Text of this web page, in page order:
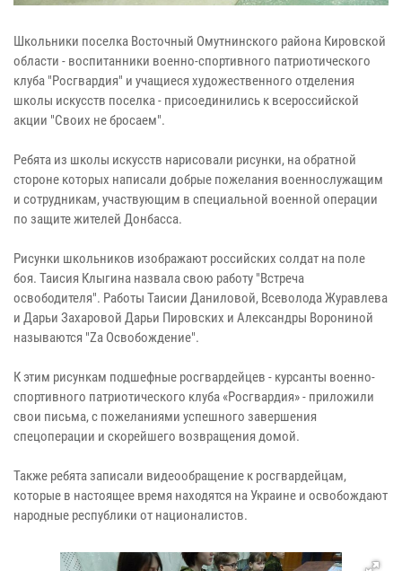
Школьники поселка Восточный Омутнинского района Кировской
области - воспитанники военно-спортивного патриотического
клуба "Росгвардия" и учащиеся художественного отделения
школы искусств поселка - присоединились к всероссийской
акции "Своих не бросаем".
Ребята из школы искусств нарисовали рисунки, на обратной
стороне которых написали добрые пожелания военнослужащим
и сотрудникам, участвующим в специальной военной операции
по защите жителей Донбасса.
Рисунки школьников изображают российских солдат на поле
боя. Таисия Клыгина назвала свою работу "Встреча
освободителя". Работы Таисии Даниловой, Всеволода Журавлева
и Дарьи Захаровой Дарьи Пировских и Александры Ворониной
называются "Zа Освобождение".
К этим рисункам подшефные росгвардейцев - курсанты военно-
спортивного патриотического клуба «Росгвардия» - приложили
свои письма, с пожеланиями успешного завершения
спецоперации и скорейшего возвращения домой.
Также ребята записали видеообращение к росгвардейцам,
которые в настоящее время находятся на Украине и освобождают
народные республики от националистов.